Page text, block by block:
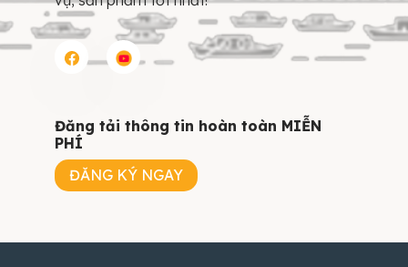
Đăng tải thông tin hoàn toàn MIỄN
PHÍ
ĐĂNG KÝ NGAY